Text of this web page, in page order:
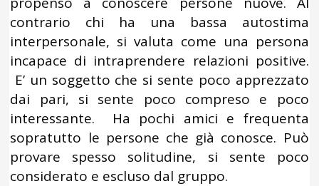
contrario chi ha una bassa autostima
interpersonale, si valuta come una persona
incapace di intraprendere relazioni positive.
E’ un soggetto che si sente poco apprezzato
dai pari, si sente poco compreso e poco
interessante. Ha pochi amici e frequenta
sopratutto le persone che già conosce. Può
provare spesso solitudine, si sente poco
considerato e escluso dal gruppo.